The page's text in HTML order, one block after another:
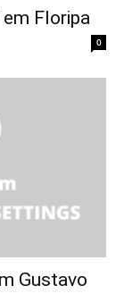
Floripa
0
Gustavo